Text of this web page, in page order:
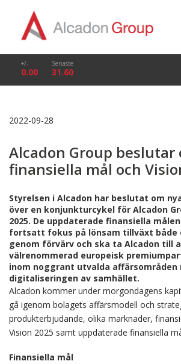
+/-
0.00
Senaste
31.60
2022-09-28
Alcadon Group beslutar
finansiella mål och
Styrelsen i Alcadon har beslutat om
över en konjunkturcykel för Alcadon
2025. De uppdaterade finansiella
fortsatt fokus på lönsam tillväxt både
genom förvärv och ska ta Alcadon till
välrenommerad europeisk
inom noggrant utvalda
digitaliseringen av samhället.
Alcadon kommer under morgondagens
gå igenom bolagets affärsmodell och
produkterbjudande, olika marknader,
Vision 2025 samt uppdaterade finansiella
Finansiella mål